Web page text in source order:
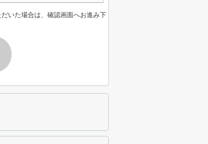
いた場合は、確認画面へお進み下